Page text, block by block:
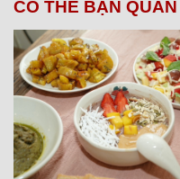
CÓ THỂ BẠN